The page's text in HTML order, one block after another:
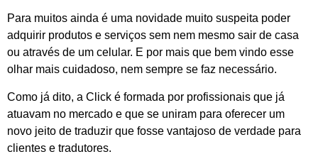
Para muitos ainda é uma novidade muito suspeita poder
adquirir produtos e serviços sem nem mesmo sair de casa
ou através de um celular. E por mais que bem vindo esse
olhar mais cuidadoso, nem sempre se faz necessário.
Como já dito, a Click é formada por profissionais que já
atuavam no mercado e que se uniram para oferecer um
novo jeito de traduzir que fosse vantajoso de verdade para
clientes e tradutores.